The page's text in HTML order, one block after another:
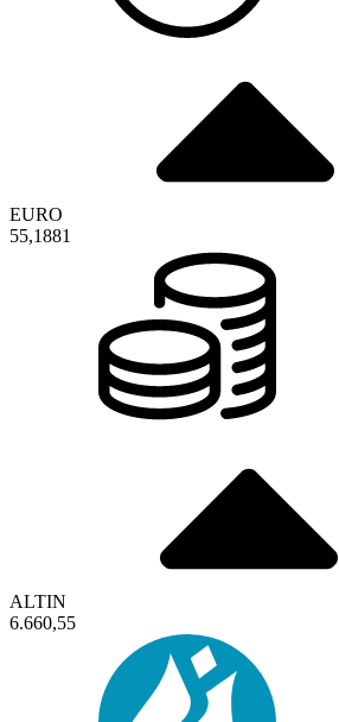
EURO
55,1881
ALTIN
6.660,55